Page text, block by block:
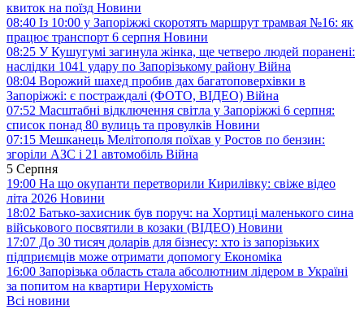
квиток на поїзд Новини
08:40 Із 10:00 у Запоріжжі скоротять маршрут трамвая №16: як
працює транспорт 6 серпня Новини
08:25 У Кушугумі загинула жінка, ще четверо людей поранені:
наслідки 1041 удару по Запорізькому району Війна
08:04 Ворожий шахед пробив дах багатоповерхівки в
Запоріжжі: є постраждалі (ФОТО, ВІДЕО) Війна
07:52 Масштабні відключення світла у Запоріжжі 6 серпня:
список понад 80 вулиць та провулків Новини
07:15 Мешканець Мелітополя поїхав у Ростов по бензин:
згоріли АЗС і 21 автомобіль Війна
5 Серпня
19:00 На що окупанти перетворили Кирилівку: свіже відео
літа 2026 Новини
18:02 Батько-захисник був поруч: на Хортиці маленького сина
військового посвятили в козаки (ВІДЕО) Новини
17:07 До 30 тисяч доларів для бізнесу: хто із запорізьких
підприємців може отримати допомогу Економіка
16:00 Запорізька область стала абсолютним лідером в Україні
за попитом на квартири Нерухомість
Всі новини